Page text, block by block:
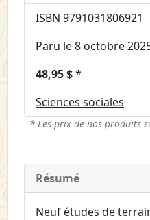
ISBN 9791031806921
Paru le 8 octobre
48,95 $*
Sciences sociales
* Les prix de nos produits
Résumé
Neuf études de